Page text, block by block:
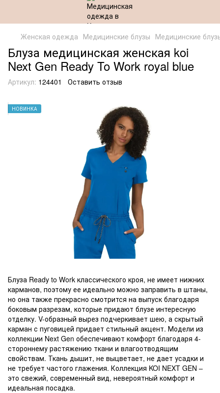
Женская одежда Медицинские блузы Медицинские
Блуза медицинская женская koi
Next Gen Ready To Work royal blue
Артикул: 124401 Оставить отзыв
НОВИНКА
Блуза Ready to Work классического кроя, не имеет нижних
карманов, поэтому ее идеально можно заправить в штаны,
но она также прекрасно смотрится на выпуск благодаря
боковым разрезам, которые придают блузе интересную
отделку. V-образный вырез подчеркивает шею, а скрытый
карман с пуговицей придает стильный акцент. Модели из
коллекции Next Gen обеспечивают комфорт благодаря 4-
стороннему растяжению ткани и влагоотводящим
свойствам. Ткань дышит, не выцветает, не дает усадки и
не требует частого глажения. Коллекция KOI NEXT GEN –
это свежий, современный вид, невероятный комфорт и
идеальная посадка.